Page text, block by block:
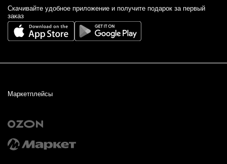
Cкачивайте удобное приложение и получите подарок за первый
заказ
Маркетплейсы